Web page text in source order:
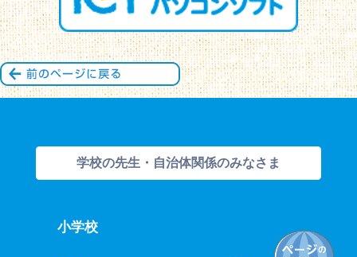
学校の先生・自治体関係のみなさま
小学校